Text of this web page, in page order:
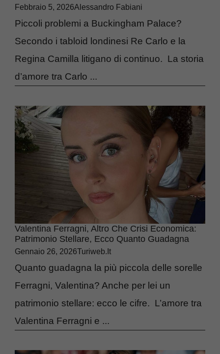
Febbraio 5, 2026Alessandro Fabiani
Piccoli problemi a Buckingham Palace?
Secondo i tabloid londinesi Re Carlo e la
Regina Camilla litigano di continuo. La storia
d’amore tra Carlo ...
Valentina Ferragni, Altro Che Crisi Economica:
Patrimonio Stellare, Ecco Quanto Guadagna
Gennaio 26, 2026Turiweb.it
Quanto guadagna la più piccola delle sorelle
Ferragni, Valentina? Anche per lei un
patrimonio stellare: ecco le cifre. L’amore tra
Valentina Ferragni e ...